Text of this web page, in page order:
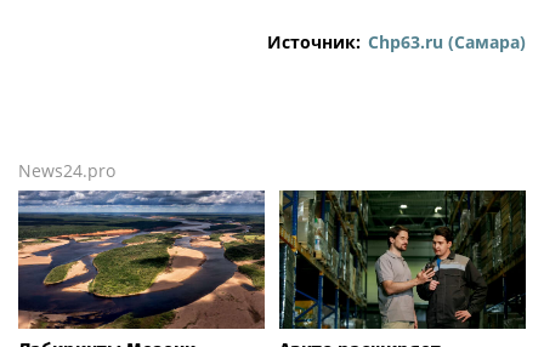
Источник: Chp63.ru (Самара)
News24.pro